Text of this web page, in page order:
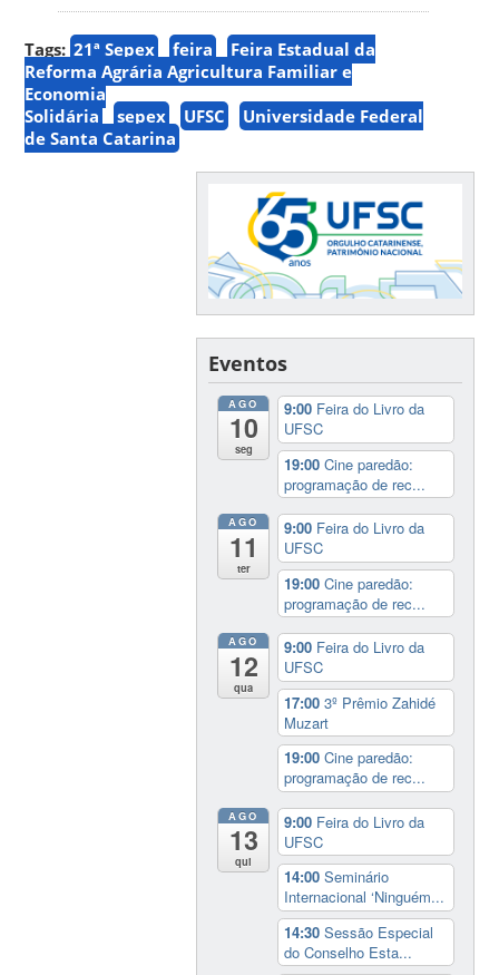
Tags: 21ª Sepex feira
Feira Estadual da
Reforma Agrária Agricultura Familiar e
Economia
Solidária
sepex UFSC
Universidade Federal
de Santa Catarina
Eventos
AGO
10
seg
9:00 Feira do Livro da
UFSC
19:00Cine paredão:
programação de rec...
AGO
11
ter
9:00 Feira do Livro da
UFSC
19:00Cine paredão:
programação de rec...
AGO
12
qua
9:00 Feira do Livro da
UFSC
17:003º Prêmio Zahidé
Muzart
19:00Cine paredão:
programação de rec...
AGO
13
qui
9:00 Feira do Livro da
UFSC
14:00Seminário
Internacional ‘Ninguém...
14:30Sessão Especial
do Conselho Esta...